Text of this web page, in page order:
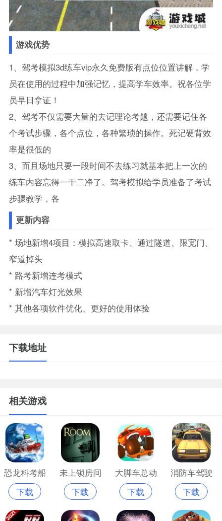
游戏优势
1、驾考模拟3d练车vip永久免费版有点位位置讲解，学
员在使用的过程中加强记忆，提高学车效率。祝各位学
员早日拿证！
2、驾考不仅需要大量的去记理论考题，还需要记住各
个考试步骤，各个点位，各种繁琐的操作。死记硬背效
率是很低的
3、而且场地只要一段时间不去练习就基本把上一次的
练车内容忘得一干二净了。驾考模拟给学员准备了考试
步骤教学，各
更新内容
* 场地新增4项目：模拟高速取卡、通过隧道、限宽门、
窄道掉头
* 路考新增连考模式
* 新增汽车灯光效果
* 其他各项软件优化、更好的使用体验
下载地址
相关游戏
恐龙科考船
全部解锁版
下载
未上锁房间
全解锁免费
版
下载
大脚车总动
员2全部解锁
版
下载
消防车驾驶
模拟2018无
限金币版
下载